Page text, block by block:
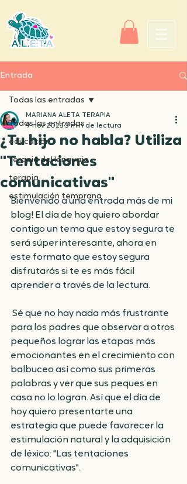
Entrada
Todas las entradas
educación
terapia del lenguaje
terapia
estimulación temprana
Todas las entradas
¿Tu hijo no habla? Utiliza
"Tentaciones
comunicativas"
MARIANA ALETA TERAPIA
9 nov 20233 min de lectura
Bienvenido a una entrada más de mi
blog! El día de hoy quiero abordar
contigo un tema que estoy segura te
será súper interesante, ahora en
este formato que estoy segura
disfrutarás si te es más fácil
aprender a través de la lectura.
para los padres que observar a otros
pequeños lograr las etapas más
emocionantes en el crecimiento con
balbuceo así como sus primeras
palabras y ver que sus peques en
casa no lo logran. Así que el día de
hoy quiero presentarte una
estrategia que puede favorecer la
estimulación natural y la adquisición
de léxico: "Las tentaciones
comunicativas".